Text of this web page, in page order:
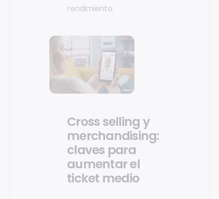
rendimiento.
Cross selling y
merchandising:
claves para
aumentar el
ticket medio